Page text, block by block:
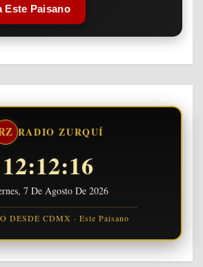
Este Paisano
RADIO ZURQUÍ
12:12:17
7 De Agosto De 2026
DESDE CDMX · Este Paisano